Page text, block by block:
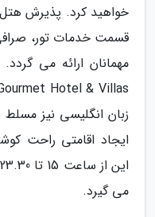
قسمت خدمات تور،
زبان انگلیسی نیز
ایجاد اقامتی راحت
می گیرد.